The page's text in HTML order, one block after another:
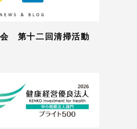
第十二回清掃活動